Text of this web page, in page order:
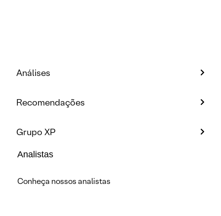
Análises
Recomendações
Grupo XP
Analistas
Conheça nossos analistas